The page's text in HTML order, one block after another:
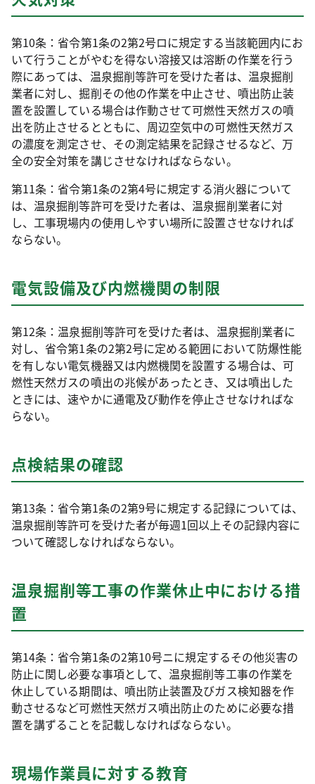
第10条：省令第1条の2第2号ロに規定する当該範囲内にお
いて行うことがやむを得ない溶接又は溶断の作業を行う
際にあっては、温泉掘削等許可を受けた者は、温泉掘削
業者に対し、掘削その他の作業を中止させ、噴出防止装
置を設置している場合は作動させて可燃性天然ガスの噴
出を防止させるとともに、周辺空気中の可燃性天然ガス
の濃度を測定させ、その測定結果を記録させるなど、万
全の安全対策を講じさせなければならない。
第11条：省令第1条の2第4号に規定する消火器について
は、温泉掘削等許可を受けた者は、温泉掘削業者に対
し、工事現場内の使用しやすい場所に設置させなければ
ならない。
電気設備及び内燃機関の制限
第12条：温泉掘削等許可を受けた者は、温泉掘削業者に
対し、省令第1条の2第2号に定める範囲において防爆性能
を有しない電気機器又は内燃機関を設置する場合は、可
燃性天然ガスの噴出の兆候があったとき、又は噴出した
ときには、速やかに通電及び動作を停止させなければな
らない。
点検結果の確認
第13条：省令第1条の2第9号に規定する記録については、
温泉掘削等許可を受けた者が毎週1回以上その記録内容に
ついて確認しなければならない。
温泉掘削等工事の作業休止中における措
置
第14条：省令第1条の2第10号ニに規定するその他災害の
防止に関し必要な事項として、温泉掘削等工事の作業を
休止している期間は、噴出防止装置及びガス検知器を作
動させるなど可燃性天然ガス噴出防止のために必要な措
置を講ずることを記載しなければならない。
現場作業員に対する教育